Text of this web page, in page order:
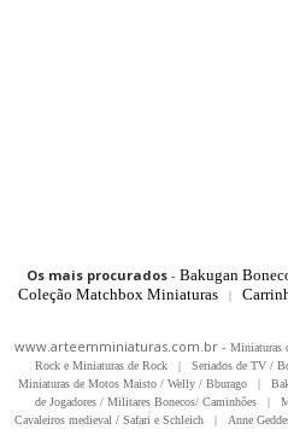
Os mais procurados- Bakugan
Coleção Matchbox Miniaturas
|
www.arteemminiaturas.com.br - Miniaturas
Rock e Miniaturas de Rock
| Seriados de TV /
Miniaturas de Motos Maisto / Welly / Bburago
|
de Jogadores / Militares Bonecos/ Caminhões
|
Cavaleiros medieval / Safari e Schleich
| Anne